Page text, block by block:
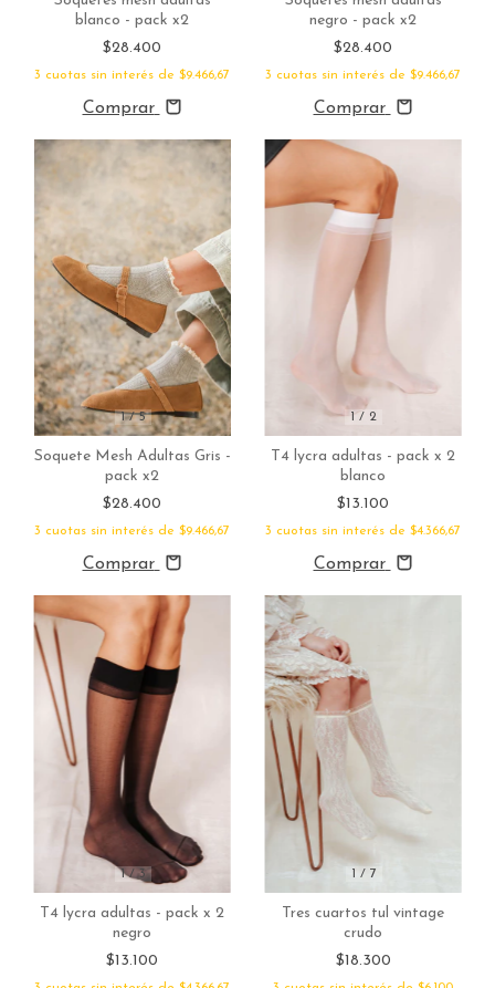
blanco - pack x2
$28.400
3 cuotas sin interés de $9.466,67
Comprar
negro - pack x2
$28.400
3 cuotas sin interés de $9.466,67
Comprar
1/5
Soquete Mesh Adultas Gris -
pack x2
$28.400
3 cuotas sin interés de $9.466,67
Comprar
1/ 2
T4 lycra adultas - pack x 2
blanco
$13.100
3 cuotas sin interés de $4.366,67
Comprar
1/3
T4 lycra adultas - pack x 2
negro
$13.100
1 / 7
Tres cuartos tul vintage
crudo
$18.300